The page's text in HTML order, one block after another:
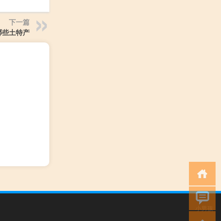
下一篇
土特产